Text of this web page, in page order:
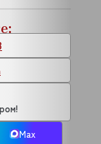
Max